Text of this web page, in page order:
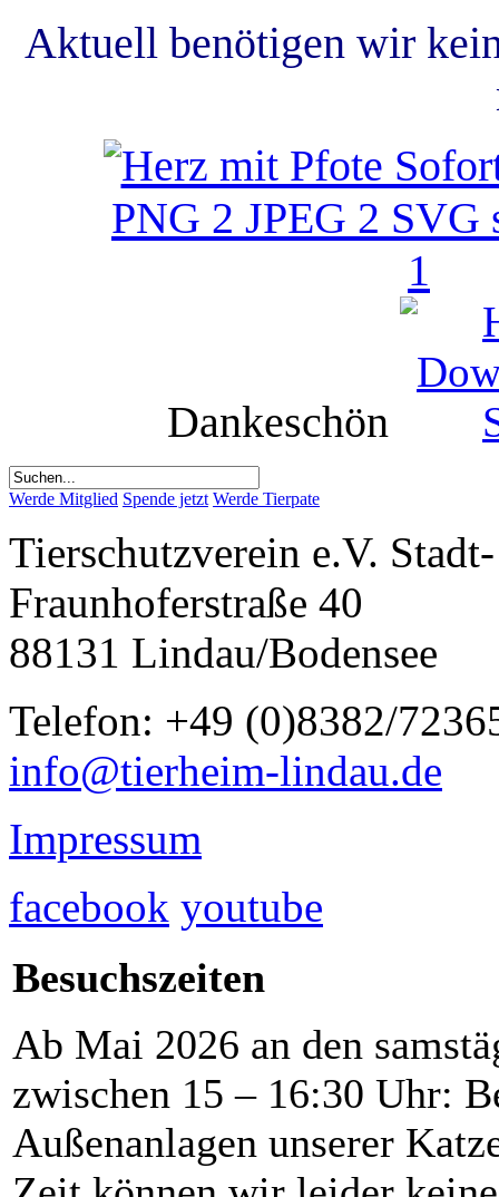
Aktuell benötigen wir
Dankeschön
Werde Mitglied Spende jetzt Werde Tierpate
Tierschutzverein e.V.
Fraunhoferstraße 40
88131 Lindau/Bodensee
Telefon: +49 (0)8382/
info@tierheim-lindau.de
Impressum
facebook youtube
Besuchszeiten
Ab Mai 2026 an den
zwischen 15 – 16:30 Uhr:
Außenanlagen unserer